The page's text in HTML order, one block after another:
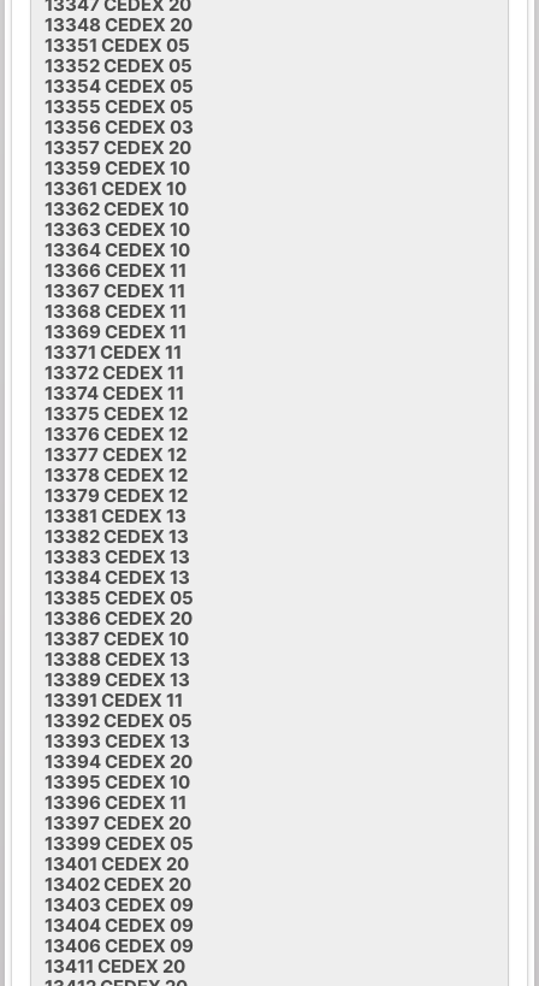
13348 CEDEX 20
13351 CEDEX 05
13352 CEDEX 05
13354 CEDEX 05
13355 CEDEX 05
13356 CEDEX 03
13357 CEDEX 20
13359 CEDEX 10
13361 CEDEX 10
13362 CEDEX 10
13363 CEDEX 10
13364 CEDEX 10
13366 CEDEX 11
13367 CEDEX 11
13368 CEDEX 11
13369 CEDEX 11
13371 CEDEX 11
13372 CEDEX 11
13374 CEDEX 11
13375 CEDEX 12
13376 CEDEX 12
13377 CEDEX 12
13378 CEDEX 12
13379 CEDEX 12
13381 CEDEX 13
13382 CEDEX 13
13383 CEDEX 13
13384 CEDEX 13
13385 CEDEX 05
13386 CEDEX 20
13387 CEDEX 10
13388 CEDEX 13
13389 CEDEX 13
13391 CEDEX 11
13392 CEDEX 05
13393 CEDEX 13
13394 CEDEX 20
13395 CEDEX 10
13396 CEDEX 11
13397 CEDEX 20
13399 CEDEX 05
13401 CEDEX 20
13402 CEDEX 20
13403 CEDEX 09
13404 CEDEX 09
13406 CEDEX 09
13411 CEDEX 20